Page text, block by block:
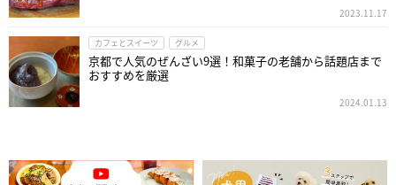
2023.11.17
カフェとスイーツ グルメ
京都で人気のぜんざい9選！和菓子の老舗から話題店まで
おすすめを厳選
2024.01.13